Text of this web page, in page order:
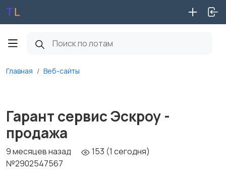
Главная Веб-сайты
Гарант сервис Эскроу -
продажа
9 месяцев назад
153 (1 сегодня)
№2902547567